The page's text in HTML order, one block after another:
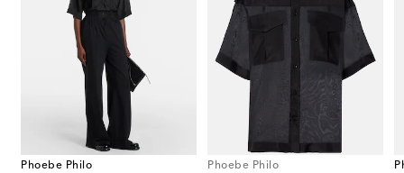
Phoebe Philo Phoebe Philo